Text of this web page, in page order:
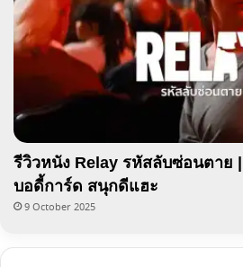
รีวิวหนัง Relay รหัสลับซ่อนตาย
บอดี้การ์ด สนุกดีแฮะ
9 October 2025